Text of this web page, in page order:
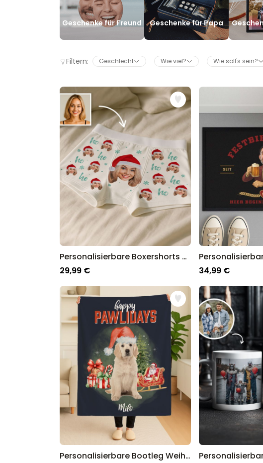
Geschenke für Freund Geschenke für Papa
Filtern: Geschlecht Wie viel? Wie soll's sein?
Personalisierbare Boxershorts mit Gesicht und Weihnachtsmütze
29,99 €
34,99 €
Personalisierbare Bootleg Weihnachtsdecke mit Haustier